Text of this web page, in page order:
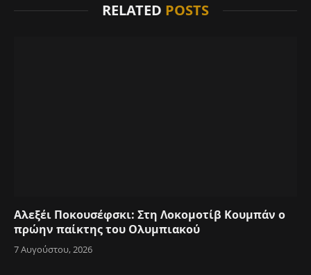
RELATED POSTS
Αλεξέι Ποκουσέφσκι: Στη Λοκομοτίβ Κουμπάν ο
πρώην παίκτης του Ολυμπιακού
7 Αυγούστου, 2026